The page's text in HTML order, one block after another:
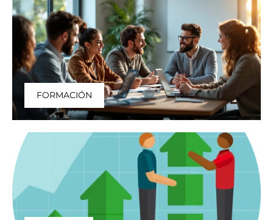
FORMACIÓN